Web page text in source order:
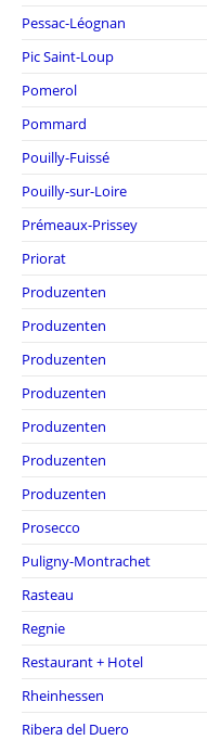
Pessac-Léognan
Pic Saint-Loup
Pomerol
Pommard
Pouilly-Fuissé
Pouilly-sur-Loire
Prémeaux-Prissey
Priorat
Produzenten
Produzenten
Produzenten
Produzenten
Produzenten
Produzenten
Produzenten
Prosecco
Puligny-Montrachet
Rasteau
Regnie
Restaurant + Hotel
Rheinhessen
Ribera del Duero